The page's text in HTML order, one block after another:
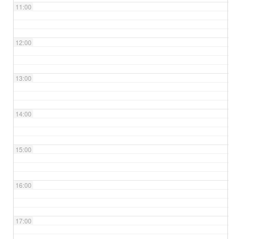
11:00
12:00
13:00
14:00
15:00
16:00
17:00